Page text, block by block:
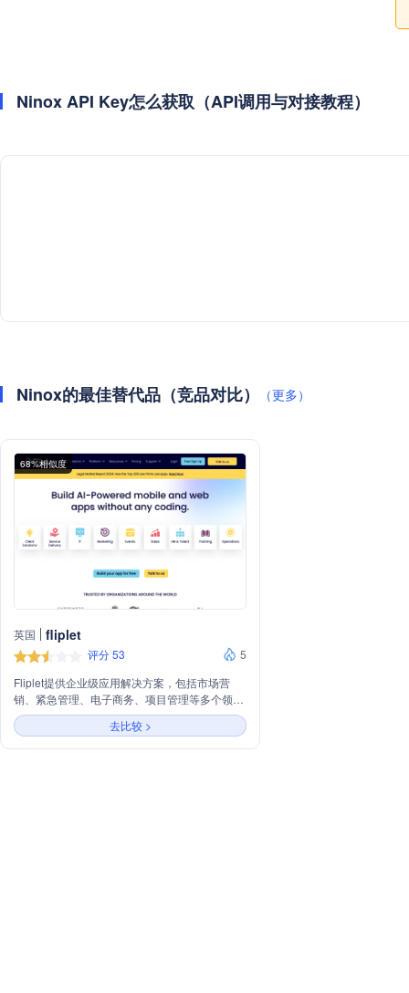
Ninox API Key怎么获取（API调用与对接教程）
Ninox的最佳替代品（竞品对比） （更多）
68%相似度
英国 fliplet
评分 53
5
Fliplet提供企业级应用解决方案，包括市场营
销、紧急管理、电子商务、项目管理等多个领
域，旨在通过移动应用提升客户体验和内部管理
效率。
去比较 >